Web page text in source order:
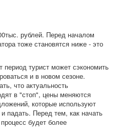
рублей. Перед началом
тоже становятся ниже - это
период турист может сэкономить
и в новом сезоне.
что актуальность
в "стоп", цены меняются
которые используют
падать. Перед тем, как начать
будет более